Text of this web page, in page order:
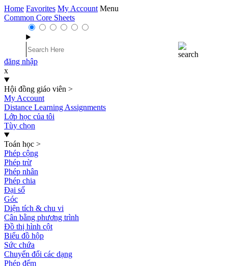
Home Favorites My Account Menu
Common Core Sheets
đăng nhập
x
Hội đồng giáo viên >
My Account
Distance Learning Assignments
Lớp học của tôi
Tùy chọn
Toán học >
Phép cộng
Phép trừ
Phép nhân
Phép chia
Đại số
Góc
Diện tích & chu vi
Cân bằng phương trình
Đồ thị hình cột
Biểu đồ hộp
Sức chứa
Chuyển đổi các dạng
Phép đếm